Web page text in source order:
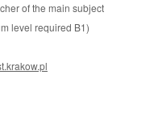
of the main subject
level required B1)